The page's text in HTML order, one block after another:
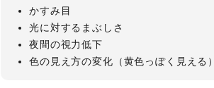
かすみ目
光に対するまぶしさ
夜間の視力低下
色の見え方の変化（黄色っぽく見える）